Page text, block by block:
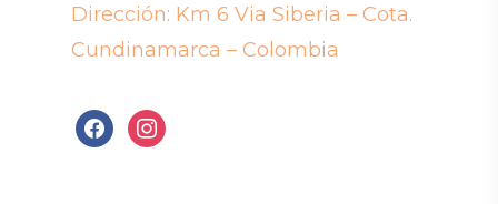
Dirección: Km 6 Via Siberia – Cota.
Cundinamarca – Colombia
facebookinstagram